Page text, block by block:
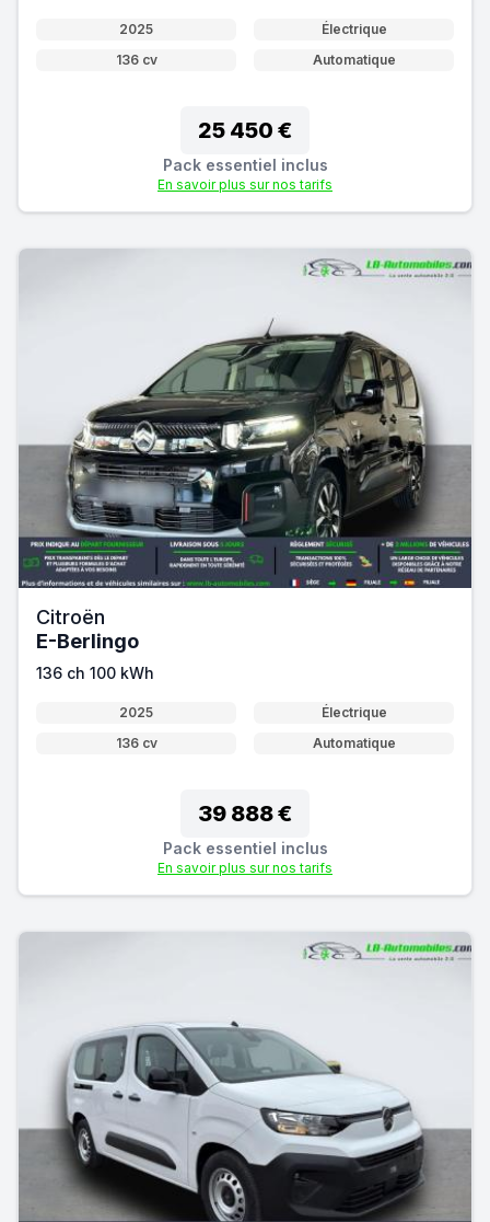
2025
Électrique
136 cv
Automatique
25 450 €
Pack essentiel inclus
En savoir plus sur nos tarifs
Citroën
E-Berlingo
136 ch 100 kWh
2025
Électrique
136 cv
Automatique
39 888 €
Pack essentiel inclus
En savoir plus sur nos tarifs